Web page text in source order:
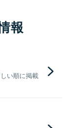
報
い順に掲載